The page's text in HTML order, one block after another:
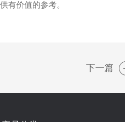
有价值的参考。
下一篇